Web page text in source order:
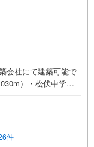
会社にて建築可能で
）・松伏中学校
お子様連れでも落
ドシートもご用意
社直結の住宅ロー
ッフが、金融機関
件